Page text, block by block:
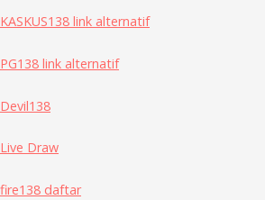
KASKUS138 link alternatif
PG138 link alternatif
Devil138
Live Draw
fire138 daftar